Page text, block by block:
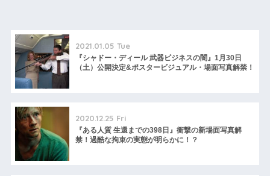
2021.01.05 Tue
『シャドー・ディール 武器ビジネスの闇』1月30日
（土）公開決定&ポスタービジュアル・場面写真解禁！
2020.12.25 Fri
『ある人質 生還までの398日』衝撃の新場面写真解
禁！過酷な拘束の実態が明らかに！？